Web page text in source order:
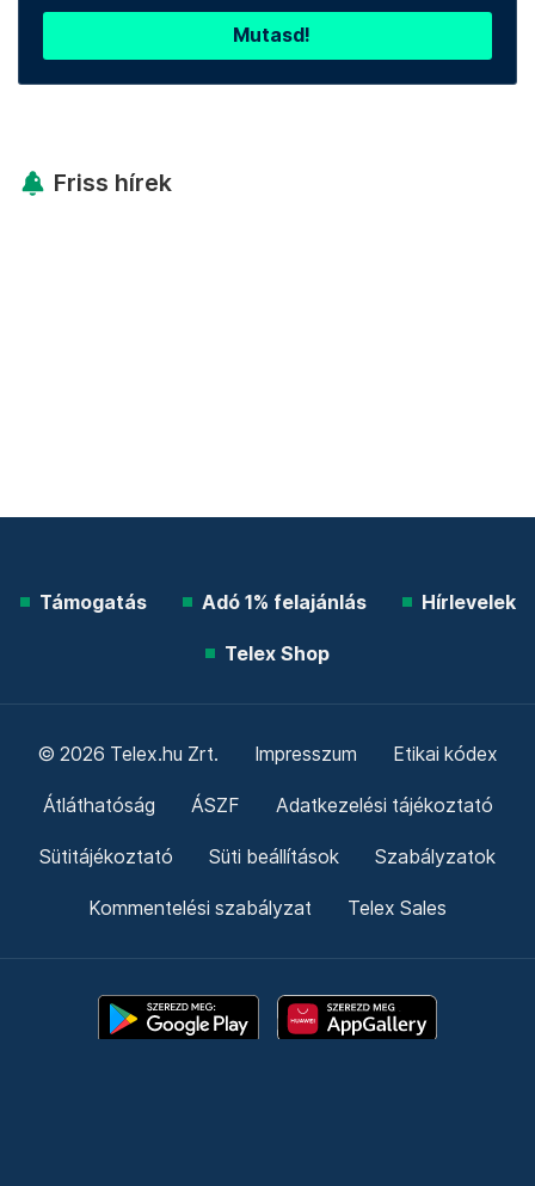
Mutasd!
Friss hírek
Támogatás Adó 1% felajánlás Hírlevelek
Telex Shop
© 2026 Telex.hu Zrt. Impresszum Etikai kódex
Átláthatóság ÁSZF Adatkezelési tájékoztató
Sütitájékoztató Süti beállítások Szabályzatok
Kommentelési szabályzat Telex Sales